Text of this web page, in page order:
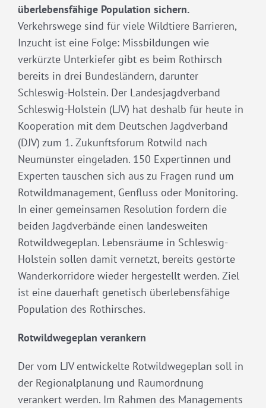
überlebensfähige Population sichern.
Verkehrswege sind für viele Wildtiere Barrieren,
Inzucht ist eine Folge: Missbildungen wie
verkürzte Unterkiefer gibt es beim Rothirsch
bereits in drei Bundesländern, darunter
Schleswig-Holstein. Der Landesjagdverband
Schleswig-Holstein (LJV) hat deshalb für heute in
Kooperation mit dem Deutschen Jagdverband
(DJV) zum 1. Zukunftsforum Rotwild nach
Neumünster eingeladen. 150 Expertinnen und
Experten tauschen sich aus zu Fragen rund um
Rotwildmanagement, Genfluss oder Monitoring.
In einer gemeinsamen Resolution fordern die
beiden Jagdverbände einen landesweiten
Rotwildwegeplan. Lebensräume in Schleswig-
Holstein sollen damit vernetzt, bereits gestörte
Wanderkorridore wieder hergestellt werden. Ziel
ist eine dauerhaft genetisch überlebensfähige
Population des Rothirsches.
Rotwildwegeplan verankern
Der vom LJV entwickelte Rotwildwegeplan soll in
der Regionalplanung und Raumordnung
verankert werden. Im Rahmen des Managements